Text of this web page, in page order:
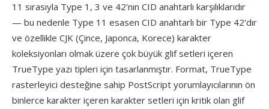
11 sırasıyla Type 1, 3 ve 42'nın CID anahtarlı karşılıklarıdır
— bu nedenle Type 11 esasen CID anahtarlı bir Type 42'dır
ve özellikle CJK (Çince, Japonca, Korece) karakter
koleksiyonları olmak üzere çok büyük glif setleri içeren
TrueType yazı tipleri için tasarlanmıştır. Format, TrueType
rasterleyici desteğine sahip PostScript yorumlayıcılarının ön
binlerce karakter içeren karakter setleri için kritik olan glif